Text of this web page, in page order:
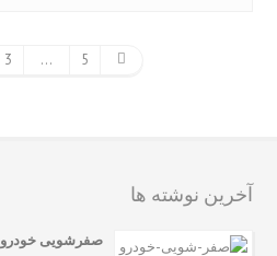
3 … 5
آخرین نوشته ها
صفرشویی خودرو